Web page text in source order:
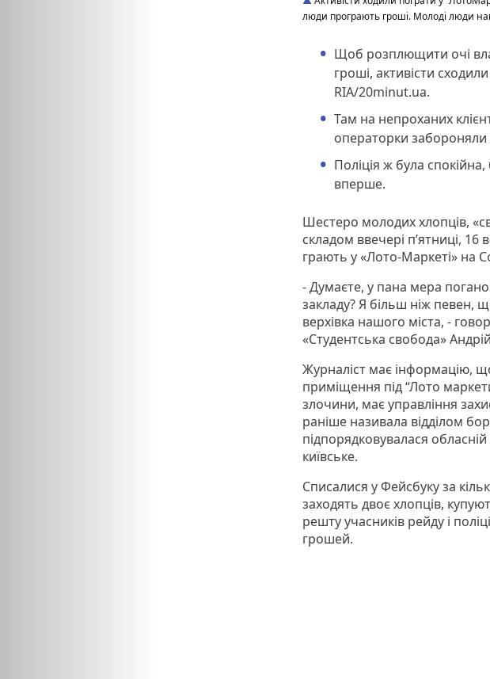
люди програють гроші. Молоді люди
Щоб розплющити очі
гроші, активісти
RIA/20minut.ua.
Там на непроханих
операторки забороняли
Поліція ж була
вперше.
Шестеро молодих хлопців,
складом ввечері п’ятниці, 16
грають у «Лото-Маркеті» на
- Думаєте, у пана мера
закладу? Я більш ніж певен,
верхівка нашого міста, -
«Студентська свобода»
Журналіст має інформацію,
приміщення під “Лото
злочини, має управління
раніше називала відділом
підпорядковувалася обласній
київське.
Списалися у Фейсбуку за
заходять двоє хлопців,
решту учасників рейду і
грошей.